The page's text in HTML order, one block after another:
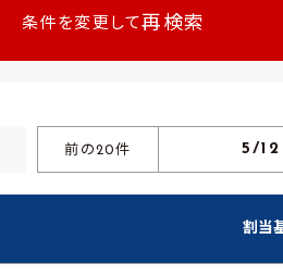
条件を変更して 再検索
前の20件 5/12
割当